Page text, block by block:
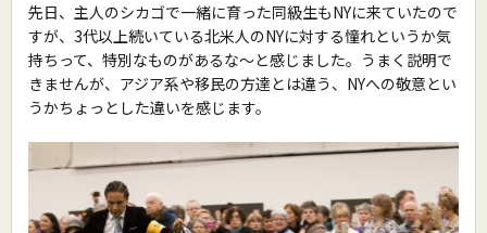
先日、主人のシカゴで一緒に育った同級生もNYに来ていたので
すが、3代以上続いている北米人のNYに対する憧れというか気
持ちって、特別なものがあるな〜と感じました。うまく説明で
きませんが、アジア系や移民の方達とは違う、NYへの敬意とい
うかちょっとした違いを感じます。